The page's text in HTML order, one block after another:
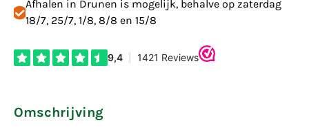
Afhalen in Drunen is mogelijk, behalve op zaterdag
18/7, 25/7, 1/8, 8/8 en 15/8
Omschrijving